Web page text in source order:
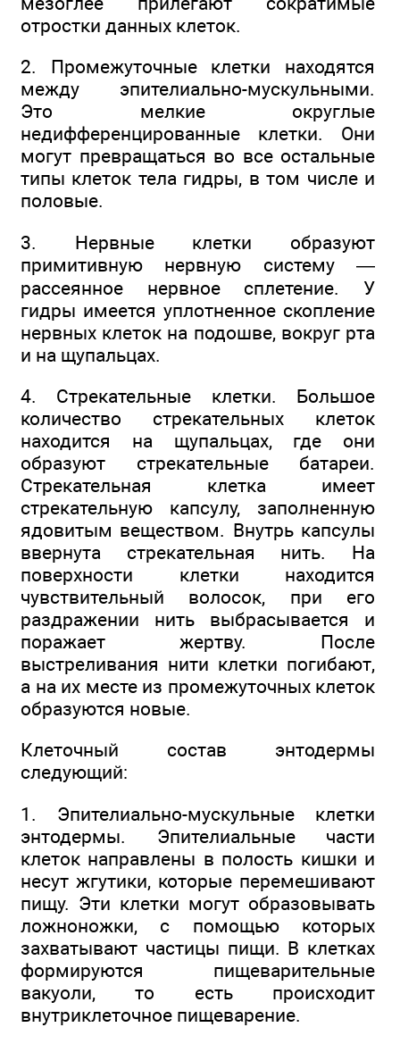
отростки данных клеток.
2. Промежуточные клетки находятся
между эпителиально-мускульными.
Это мелкие округлые
недифференцированные клетки. Они
могут превращаться во все остальные
типы клеток тела гидры, в том числе и
половые.
3. Нервные клетки образуют
примитивную нервную систему —
рассеянное нервное сплетение. У
гидры имеется уплотненное скопление
нервных клеток на подошве, вокруг рта
и на щупальцах.
4. Стрекательные клетки. Большое
количество стрекательных клеток
находится на щупальцах, где они
образуют стрекательные батареи.
Стрекательная клетка имеет
стрекательную капсулу, заполненную
ядовитым веществом. Внутрь капсулы
ввернута стрекательная нить. На
поверхности клетки находится
чувствительный волосок, при его
раздражении нить выбрасывается и
поражает жертву. После
выстреливания нити клетки погибают,
а на их месте из промежуточных клеток
образуются новые.
Клеточный состав энтодермы
следующий:
1. Эпителиально-мускульные клетки
энтодермы. Эпителиальные части
клеток направлены в полость кишки и
несут жгутики, которые перемешивают
пищу. Эти клетки могут образовывать
ложноножки, с помощью которых
захватывают частицы пищи. В клетках
формируются пищеварительные
вакуоли, то есть происходит
внутриклеточное пищеварение.